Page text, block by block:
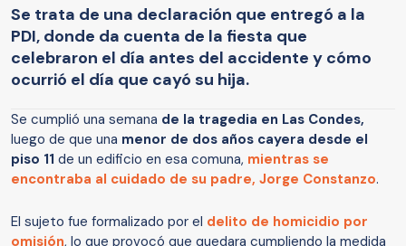
Se trata de una declaración que entregó a la
PDI, donde da cuenta de la fiesta que
celebraron el día antes del accidente y cómo
ocurrió el día que cayó su hija.
Se cumplió una semana de la tragedia en Las Condes,
luego de que una menor de dos años cayera desde el
piso 11 de un edificio en esa comuna, mientras se
encontraba al cuidado de su padre, Jorge Constanzo.
El sujeto fue formalizado por el delito de homicidio por
omisión, lo que provocó que quedara cumpliendo la medida